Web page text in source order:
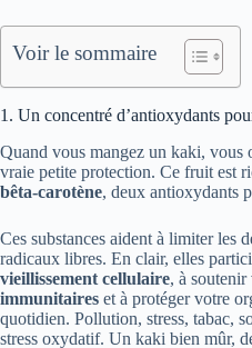
Voir le sommaire
1. Un concentré d’antioxydants
Quand vous mangez un kaki, vous
vraie petite protection. Ce fruit est
bêta-carotène, deux antioxydants
Ces substances aident à limiter les
radicaux libres. En clair, elles
vieillissement cellulaire, à soutenir
immunitaires et à protéger votre
quotidien. Pollution, stress, tabac,
stress oxydatif. Un kaki bien mûr,